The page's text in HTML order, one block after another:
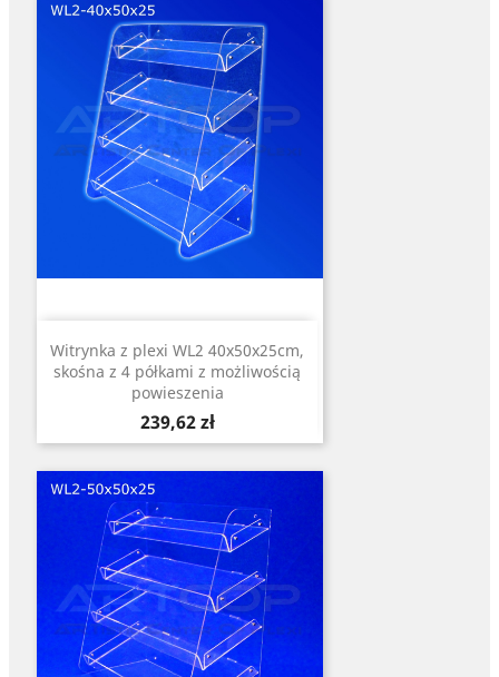
Witrynka z plexi WL2 40x50x25cm,
skośna z 4 półkami z możliwością
powieszenia
Cena
239,62 zł